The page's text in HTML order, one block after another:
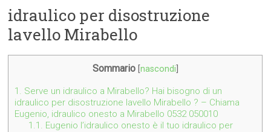
idraulico per disostruzione
lavello Mirabello
Sommario nascondi
1. Serve un idraulico a Mirabello? Hai bisogno di un
idraulico per disostruzione lavello Mirabello ? – Chiama
Eugenio, idraulico onesto a Mirabello 0532 050010
1.1. Eugenio l’idraulico onesto è il tuo idraulico per